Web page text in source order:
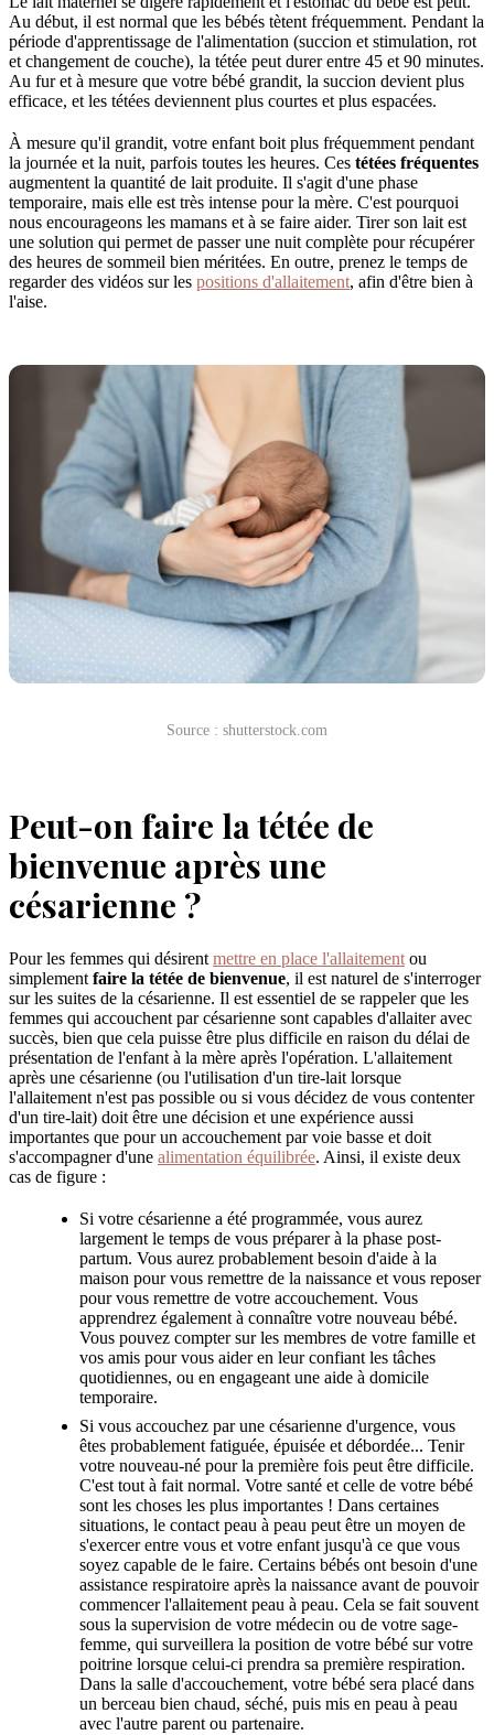
Au début, il est normal que les bébés tètent fréquemment. Pendant la
période d'apprentissage de l'alimentation (succion et stimulation, rot
et changement de couche), la tétée peut durer entre 45 et 90 minutes.
Au fur et à mesure que votre bébé grandit, la succion devient plus
efficace, et les tétées deviennent plus courtes et plus espacées.
À mesure qu'il grandit, votre enfant boit plus fréquemment pendant
la journée et la nuit, parfois toutes les heures. Ces tétées fréquentes
augmentent la quantité de lait produite. Il s'agit d'une phase
temporaire, mais elle est très intense pour la mère. C'est pourquoi
nous encourageons les mamans et à se faire aider. Tirer son lait est
une solution qui permet de passer une nuit complète pour récupérer
des heures de sommeil bien méritées. En outre, prenez le temps de
regarder des vidéos sur les positions d'allaitement, afin d'être bien à
l'aise.
Source : shutterstock.com
Peut-on faire la tétée de
bienvenue après une
césarienne ?
Pour les femmes qui désirent mettre en place l'allaitement ou
simplement faire la tétée de bienvenue, il est naturel de s'interroger
sur les suites de la césarienne. Il est essentiel de se rappeler que les
femmes qui accouchent par césarienne sont capables d'allaiter avec
succès, bien que cela puisse être plus difficile en raison du délai de
présentation de l'enfant à la mère après l'opération. L'allaitement
après une césarienne (ou l'utilisation d'un tire-lait lorsque
l'allaitement n'est pas possible ou si vous décidez de vous contenter
d'un tire-lait) doit être une décision et une expérience aussi
importantes que pour un accouchement par voie basse et doit
s'accompagner d'une alimentation équilibrée. Ainsi, il existe deux
cas de figure :
Si votre césarienne a été programmée, vous aurez
largement le temps de vous préparer à la phase post-
partum. Vous aurez probablement besoin d'aide à la
maison pour vous remettre de la naissance et vous reposer
pour vous remettre de votre accouchement. Vous
apprendrez également à connaître votre nouveau bébé.
Vous pouvez compter sur les membres de votre famille et
vos amis pour vous aider en leur confiant les tâches
quotidiennes, ou en engageant une aide à domicile
temporaire.
Si vous accouchez par une césarienne d'urgence, vous
êtes probablement fatiguée, épuisée et débordée... Tenir
votre nouveau-né pour la première fois peut être difficile.
C'est tout à fait normal. Votre santé et celle de votre bébé
sont les choses les plus importantes ! Dans certaines
situations, le contact peau à peau peut être un moyen de
s'exercer entre vous et votre enfant jusqu'à ce que vous
soyez capable de le faire. Certains bébés ont besoin d'une
assistance respiratoire après la naissance avant de pouvoir
commencer l'allaitement peau à peau. Cela se fait souvent
sous la supervision de votre médecin ou de votre sage-
femme, qui surveillera la position de votre bébé sur votre
poitrine lorsque celui-ci prendra sa première respiration.
Dans la salle d'accouchement, votre bébé sera placé dans
un berceau bien chaud, séché, puis mis en peau à peau
avec l'autre parent ou partenaire.